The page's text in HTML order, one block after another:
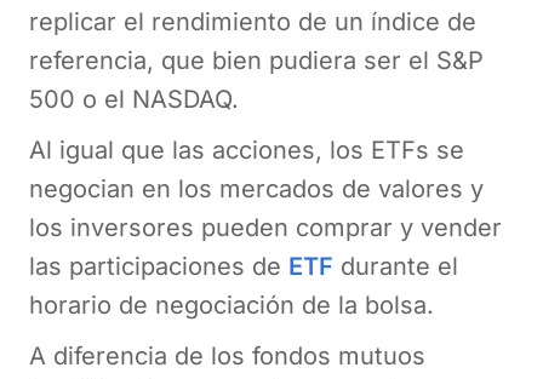
replicar el rendimiento de un índice de
referencia, que bien pudiera ser el S&P
500 o el NASDAQ.
Al igual que las acciones, los ETFs se
negocian en los mercados de valores y
los inversores pueden comprar y vender
las participaciones de ETF durante el
horario de negociación de la bolsa.
A diferencia de los fondos mutuos